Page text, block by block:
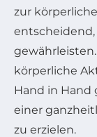
zur
körperliche
Hand in Hand
einer
zu erzielen.